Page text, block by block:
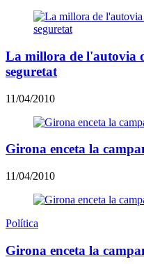
La millora de l'autovia
seguretat
11/04/2010
Girona enceta la
11/04/2010
Política
Girona enceta la